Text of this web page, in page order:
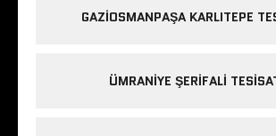
GAZIOSMANPAŞA KARLITEPE
ÜMRANIYE ŞERIFALI